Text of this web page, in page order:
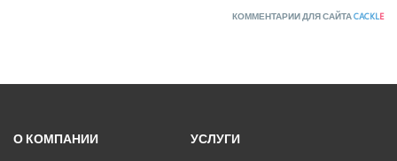
КОММЕНТАРИИ ДЛЯ САЙТАCACKLE
О КОМПАНИИ
УСЛУГИ